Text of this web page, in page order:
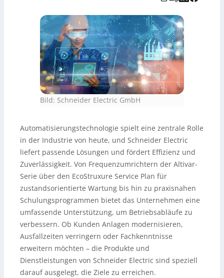
Bild: Schneider Electric GmbH
Automatisierungstechnologie spielt eine zentrale Rolle
in der Industrie von heute, und Schneider Electric
liefert passende Lösungen und fördert Effizienz und
Zuverlässigkeit. Von Frequenzumrichtern der Altivar-
Serie über den EcoStruxure Service Plan für
zustandsorientierte Wartung bis hin zu praxisnahen
Schulungsprogrammen bietet das Unternehmen eine
umfassende Unterstützung, um Betriebsabläufe zu
verbessern. Ob Kunden Anlagen modernisieren,
Ausfallzeiten verringern oder Fachkenntnisse
erweitern möchten – die Produkte und
Dienstleistungen von Schneider Electric sind speziell
darauf ausgelegt, die Ziele zu erreichen.